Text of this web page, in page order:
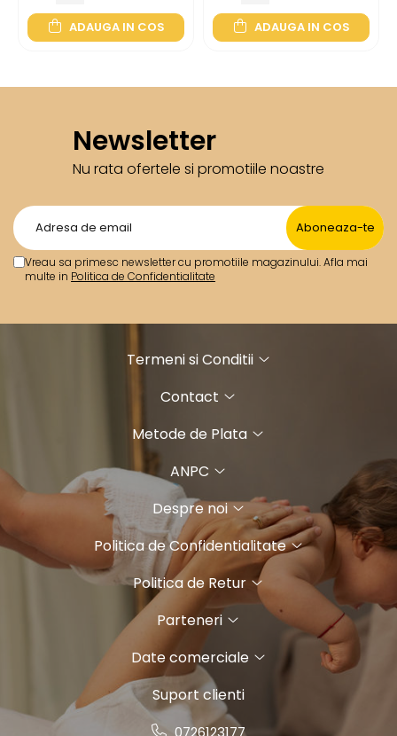
ADAUGA IN COS ADAUGA IN COS
Newsletter
Nu rata ofertele si promotiile noastre
Vreau sa primesc newsletter cu promotiile magazinului. Afla mai
multe in Politica de Confidentialitate
Termeni si Conditii
Contact
Metode de Plata
ANPC
Despre noi
Politica de Confidentialitate
Politica de Retur
Parteneri
Date comerciale
Suport clienti
0726123177